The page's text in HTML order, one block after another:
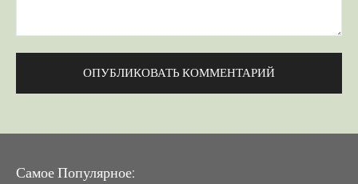
Самое Популярное: